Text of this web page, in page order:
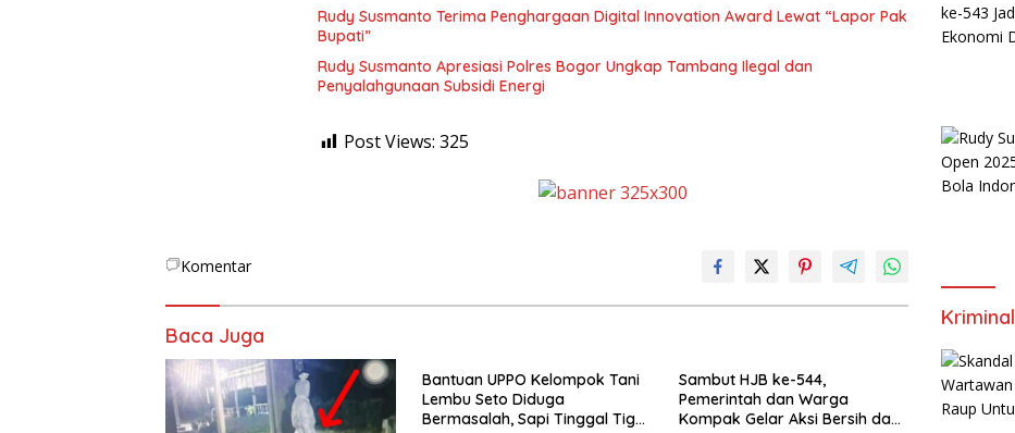
Rudy Susmanto Terima Penghargaan Digital Innovation Award Lewat “Lapor Pak
Bupati”
Rudy Susmanto Apresiasi Polres Bogor Ungkap Tambang Ilegal dan
Penyalahgunaan Subsidi Energi
Post Views: 325
Komentar
Baca Juga
Bantuan UPPO Kelompok Tani
Lembu Seto Diduga
Bermasalah, Sapi Tinggal Tiga
Sambut HJB ke-544,
Pemerintah dan Warga
Kompak Gelar Aksi Bersih dan
Kriminal